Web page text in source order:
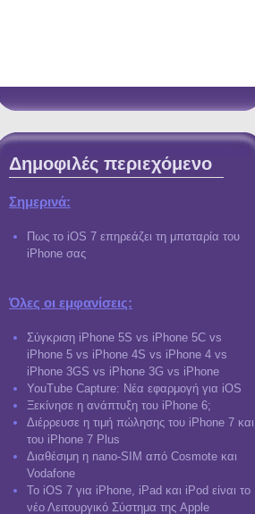
Δημοφιλές περιεχόμενο
Σημερινά:
Πως το iOS 7 επηρεάζει τη μπαταρία του
iPhone σας
Όλες οι εμφανίσεις:
Σύγκριση iPhone 5S vs iPhone 5C vs
iPhone 5 vs iPhone 4S vs iPhone 4 vs
iPhone 3GS vs iPhone 3G vs iPhone
YouTube Capture: Νέα εφαρμογή για iOS
Ξεκίνησε η ανάπτυξη του iPhone 6;
Διέρρευσε η τιμή πώλησης του iPhone 7 και
του iPhone 7 Plus
Διαθέσιμη η nano-SIM από Cosmote και
Vodafone
Το iOS 7 για iPhone, iPad και iPod είναι το
νέο Λειτουργικό Σύστημα της Apple